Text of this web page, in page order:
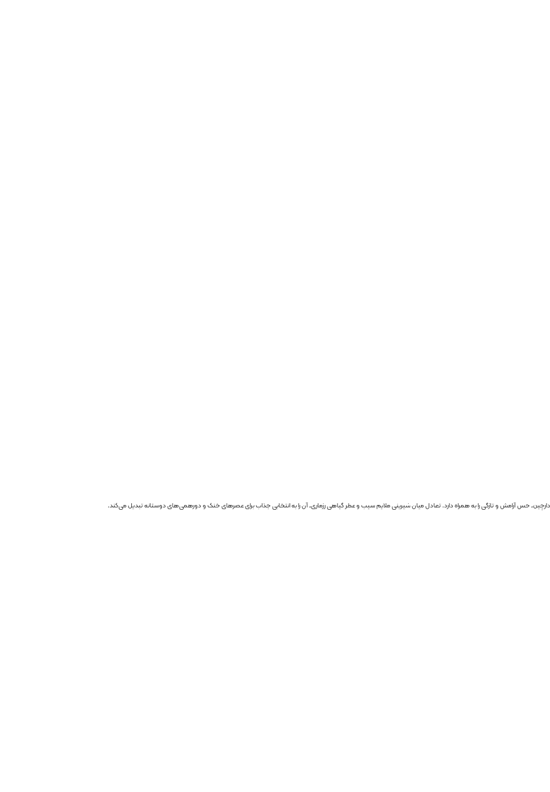
حس آرامش و تازگی را به همراه دارد. تعادل میان شیرینی ملایم سیب و عطر گیاهی رزماری، آن را به انتخابی جذاب برای عصرهای خنک و دورهمی‌های دوستانه تبدیل می‌کند.